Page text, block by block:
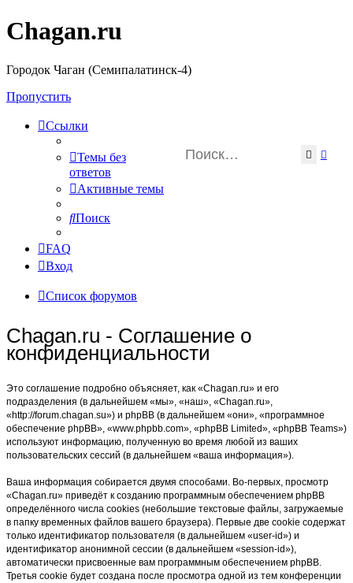
Chagan.ru
Городок Чаган (Семипалатинск-4)
Пропустить
Поиск
Ссылки
Темы без
ответов
Активные темы
Поиск
FAQ
Вход
Список форумов
Chagan.ru - Соглашение о
конфиденциальности
Это соглашение подробно объясняет, как «Chagan.ru» и его
подразделения (в дальнейшем «мы», «наш», «Chagan.ru»,
«http://forum.chagan.su») и phpBB (в дальнейшем «они», «программное
обеспечение phpBB», «www.phpbb.com», «phpBB Limited», «phpBB Teams»)
используют информацию, полученную во время любой из ваших
пользовательских сессий (в дальнейшем «ваша информация»).
Ваша информация собирается двумя способами. Во-первых, просмотр
«Chagan.ru» приведёт к созданию программным обеспечением phpBB
определённого числа cookies (небольшие текстовые файлы, загружаемые
в папку временных файлов вашего браузера). Первые две cookie содержат
только идентификатор пользователя (в дальнейшем «user-id») и
идентификатор анонимной сессии (в дальнейшем «session-id»),
автоматически присвоенные вам программным обеспечением phpBB.
Третья cookie будет создана после просмотра одной из тем конференции